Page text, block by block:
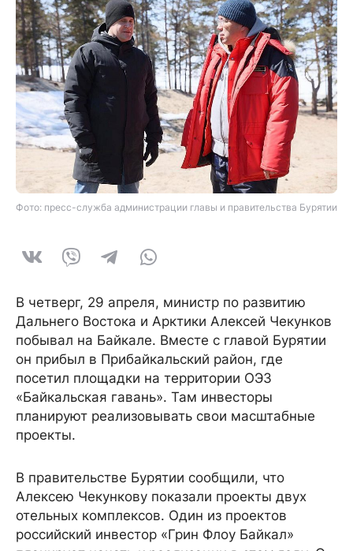
Фото: пресс-служба администрации главы и правительства Бурятии
В четверг, 29 апреля, министр по развитию
Дальнего Востока и Арктики Алексей Чекунков
побывал на Байкале. Вместе с главой Бурятии
он прибыл в Прибайкальский район, где
посетил площадки на территории ОЭЗ
«Байкальская гавань». Там инвесторы
планируют реализовывать свои масштабные
проекты.
В правительстве Бурятии сообщили, что
Алексею Чекункову показали проекты двух
отельных комплексов. Один из проектов
российский инвестор «Грин Флоу Байкал»